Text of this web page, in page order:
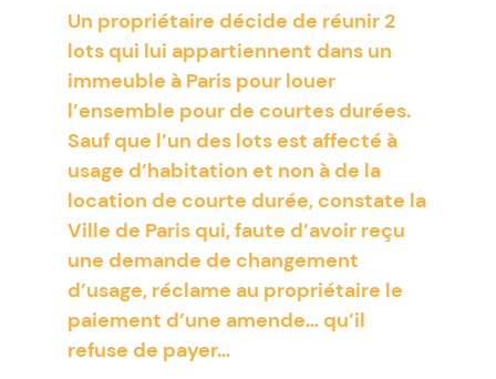
Un propriétaire décide de réunir 2
lots qui lui appartiennent dans un
immeuble à Paris pour louer
l’ensemble pour de courtes durées.
Sauf que l’un des lots est affecté à
usage d’habitation et non à de la
location de courte durée, constate la
Ville de Paris qui, faute d’avoir reçu
une demande de changement
d’usage, réclame au propriétaire le
paiement d’une amende… qu’il
refuse de payer…